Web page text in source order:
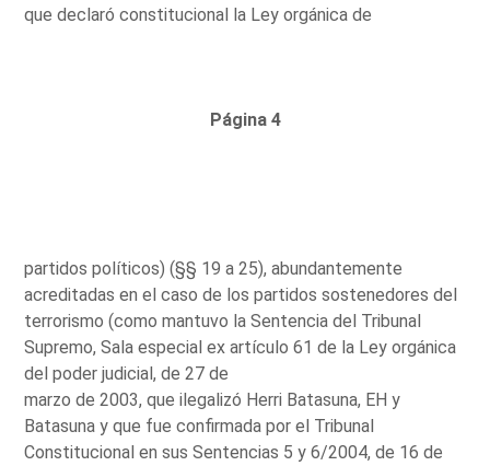
que declaró constitucional la Ley orgánica de
Página 4
partidos políticos) (§§ 19 a 25), abundantemente
acreditadas en el caso de los partidos sostenedores del
terrorismo (como mantuvo la Sentencia del Tribunal
Supremo, Sala especial ex artículo 61 de la Ley orgánica
del poder judicial, de 27 de
marzo de 2003, que ilegalizó Herri Batasuna, EH y
Batasuna y que fue confirmada por el Tribunal
Constitucional en sus Sentencias 5 y 6/2004, de 16 de